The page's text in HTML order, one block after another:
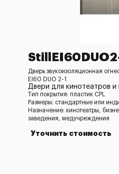
Дверь звукоизоляционная
EI60 DUO 2-1
Двери для кинотеатров и
Тип покрытия: пластик CPL
Размеры: стандартные или
Назначение: кинотеатры,
заведения, медучреждения
Уточнить стоимость